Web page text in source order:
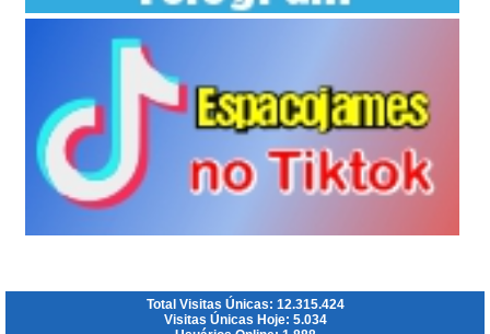
Total Visitas Únicas: 12.315.424
Visitas Únicas Hoje: 5.034